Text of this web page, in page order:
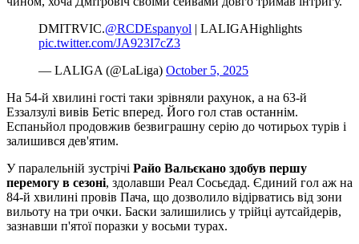
DMITR️VIC.@RCDEspanyol | LALIGAHighlights
pic.twitter.com/JA923I7cZ3
— LALIGA (@LaLiga) October 5, 2025
На 54-й хвилині гості таки зрівняли рахунок, а на 63-й
Еззалзулі вивів Бетіс вперед. Його гол став останнім.
Еспаньйол продовжив безвиграшну серію до чотирьох турів і
залишився дев'ятим.
У паралельній зустрічі Райо Вальєкано здобув першу
перемогу в сезоні, здолавши Реал Сосьєдад. Єдиний гол аж на
84-й хвилині провів Пача, що дозволило відірватись від зони
вильоту на три очки. Баски залишились у трійці аутсайдерів,
зазнавши п'ятої поразки у восьми турах.